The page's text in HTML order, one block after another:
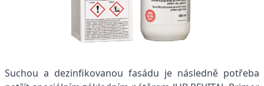
Suchou a dezinfikovanou fasádu je následně potřeba